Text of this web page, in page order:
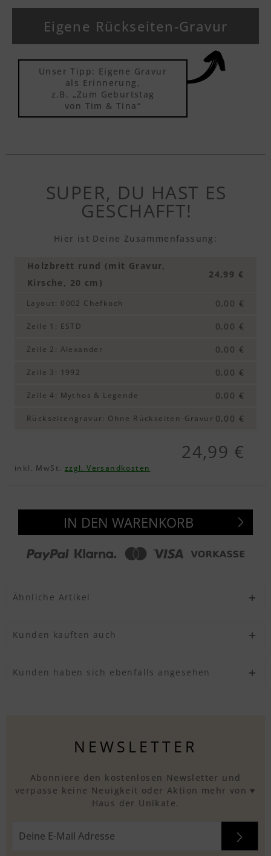
Eigene Rückseiten-Gravur
Unser Tipp: Eigene Gravur
als Erinnerung,
z.B. „Zum Geburtstag
von Tim & Tina“
SUPER, DU HAST ES
GESCHAFFT!
Hier ist Deine Zusammenfassung:
Holzbrett rund (mit Gravur,
Kirsche, 20 cm)
24,99 €
Layout: 0002 Chefkoch 0,00 €
Zeile 1 : ESTD 0,00 €
Zeile 2 : Alexander 0,00 €
Zeile 3 : 1992 0,00 €
Zeile 4: Mythos & Legende 0,00 €
Rückseitengravur: Ohne Rückseiten-Gravur 0,00 €
24,99 €
inkl. MwSt. zzgl. Versandkosten
IN DEN WARENKORB
Ähnliche Artikel
Kunden kauften auch
Kunden haben sich ebenfalls angesehen
NEWSLETTER
Abonniere den kostenlosen Newsletter und
verpasse keine Neuigkeit oder Aktion mehr von ♥
Haus der Unikate.